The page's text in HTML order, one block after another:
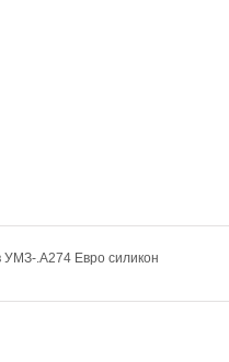
УМЗ-.А274 Евро силикон